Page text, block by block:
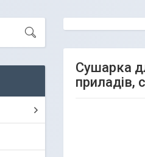
Сушарка
приладів,